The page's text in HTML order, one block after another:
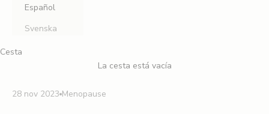
Español
Svenska
Cesta
La cesta está vacía
28 nov 2023 Menopause